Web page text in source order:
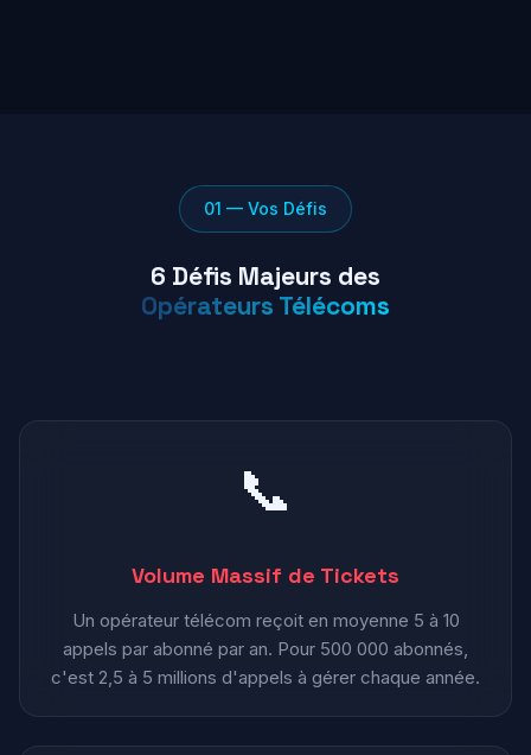
01 — Vos Défis
6 Défis Majeurs des
Opérateurs Télécoms
📞
Volume Massif de Tickets
Un opérateur télécom reçoit en moyenne 5 à 10
appels par abonné par an. Pour 500 000 abonnés,
c'est 2,5 à 5 millions d'appels à gérer chaque année.